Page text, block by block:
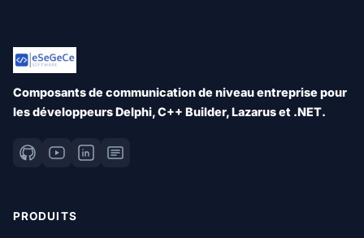
Composants de communication de niveau entreprise pour
les développeurs Delphi, C++ Builder, Lazarus et .NET.
PRODUITS